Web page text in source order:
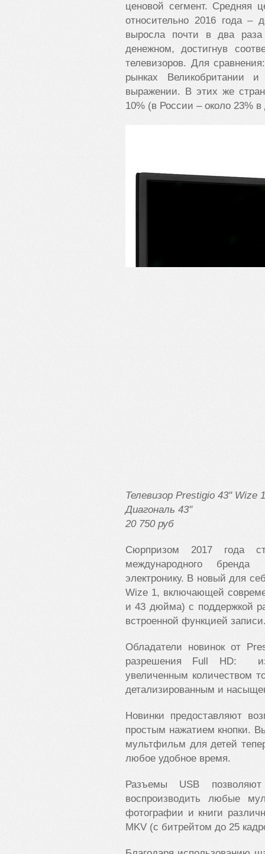
ценовой сегмент. Средняя
относительно 2016 года
выросла почти в два
денежном, достигнув
телевизоров. Для
рынках
выражении. В этих же
10% (в России – около 23% в
Телевизор Prestigio 43" Wize 1
Диагональ 43"
20 750 руб
Сюрпризом 2017 года
международного бренда
электронику. В новый для
Wize 1, включающей
и 43 дюйма) с поддержкой
встроенной функцией
Обладатели новинок от
разрешения Full HD:
увеличенным количеством
детализированным и
Новинки предоставляют
простым нажатием кнопки.
мультфильм для детей
любое удобное время.
Разъемы USB
воспроизводить любые
фотографии и книги
MKV (с битрейтом до 25